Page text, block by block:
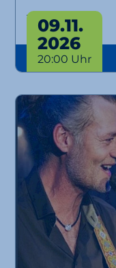
Tour 2026
09.11.
2026
20:00 Uhr